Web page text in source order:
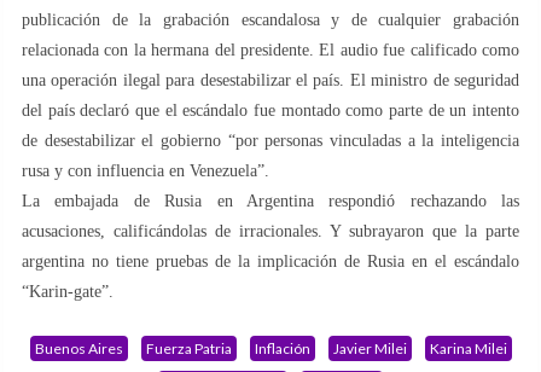
publicación de la grabación escandalosa y de cualquier grabación
relacionada con la hermana del presidente. El audio fue calificado como
una operación ilegal para desestabilizar el país. El ministro de seguridad
del país declaró que el escándalo fue montado como parte de un intento
de desestabilizar el gobierno “por personas vinculadas a la inteligencia
rusa y con influencia en Venezuela”.
La embajada de Rusia en Argentina respondió rechazando las
acusaciones, calificándolas de irracionales. Y subrayaron que la parte
argentina no tiene pruebas de la implicación de Rusia en el escándalo
“Karin-gate”.
Buenos Aires Fuerza Patria Inflación Javier Milei
Karina Milei